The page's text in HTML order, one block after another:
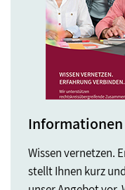
Wissen vernetzen.
stellt Ihnen kurz